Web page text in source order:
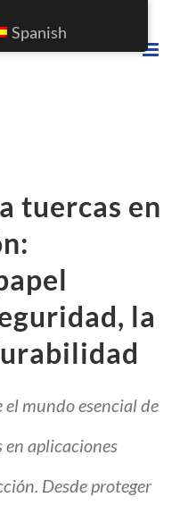
tuercas en
la
mundo esencial de
aplicaciones
Desde proteger
Spanish